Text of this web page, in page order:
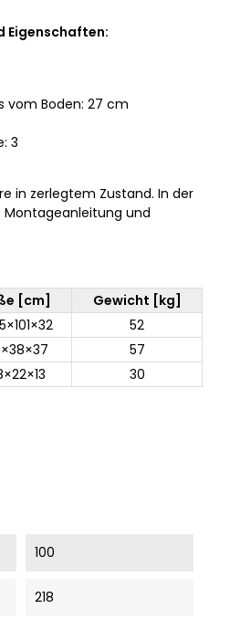
Eigenschaften:
vom Boden: 27 cm
3
in zerlegtem Zustand. In der
Montageanleitung und
[cm]
Gewicht [kg]
52
57
30
100
218